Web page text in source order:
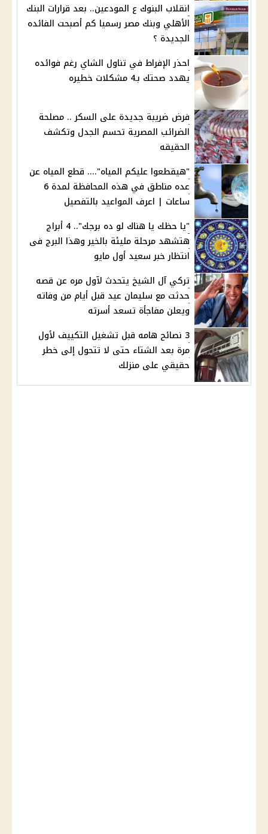
انقلاب البنوك ع المودعين.. بعد قرارات البنك
الأهلي وبنك مصر رسميا كم أصبحت الفائده
الجديدة ؟
احذر الإفراط في تناول الشاي رغم فوائده
يهدد صحتك بـ4 مشكلات خطيره
فرض ضريبة جديدة على السكر .. مصلحة
الضرائب المصرية تحسم الجدل وتكشف
الحقيقه
"هيقطعوا عليكم المياه".... قطع المياه عن
عده مناطق في هذه المحافظة لمدة 6
ساعات | اعرف المواعيد بالتفصيل
"يا حظك يا هناك لو ده برجك".. 4 أبراج
هتشهد مرحلة مليئة بالخير وهذا البرج فى
انتظار خبر سعيد أول مايو
تركي آل الشيخ يتحدث لآول مره عن قصه
حدثت مع سليمان عيد قبل أيام من وفاته
ويعلن مفاجأة تسعد أسرته
3 نصائح هامه قبل تشغيل التكييف لأول
مرة بعد الشتاء حتى لا تتحول إلى خطر
حقيقي على منزلك